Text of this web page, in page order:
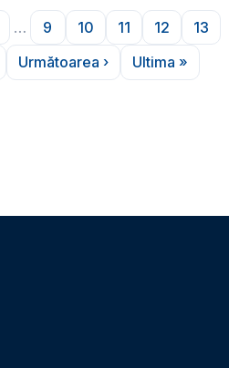
anterioară
…
Pagina
9
Pagina
10
Pagina
11
Pagina
12 13
Pagina următoare
Următoarea ›
Ultima
Ultima »